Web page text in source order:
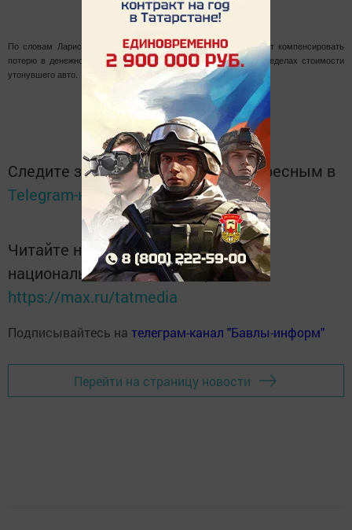
По словам Ларисы, существует возможность, что ей не будут компенсировать
потерю в денежном эквиваленте, а просто купят машину в пределах стоимости
утонувшего авто.
Следите за самым важным и интересным в
Telegram-каналеТатмедиа
Читайте новости Татарстана в
национальном мессенджере MАХ:
https://max.ru/tatmedia
Подписывайтесь на телеграм-канал "Бавлы-информ"
Перейти на страницу новости